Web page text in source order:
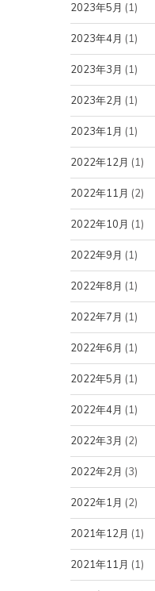
2023年5月 (1)
2023年4月 (1)
2023年3月 (1)
2023年2月 (1)
2023年1月 (1)
2022年12月 (1)
2022年11月 (2)
2022年10月 (1)
2022年9月 (1)
2022年8月 (1)
2022年7月 (1)
2022年6月 (1)
2022年5月 (1)
2022年4月 (1)
2022年3月 (2)
2022年2月 (3)
2022年1月 (2)
2021年12月 (1)
2021年11月 (1)